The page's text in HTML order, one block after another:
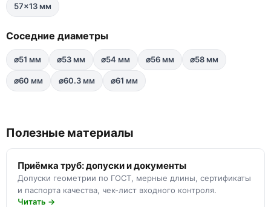
57×13 мм
Соседние диаметры
⌀51 мм ⌀53 мм ⌀54 мм ⌀56 мм ⌀58 мм
⌀60 мм ⌀60.3 мм ⌀61 мм
Полезные материалы
Приёмка труб: допуски и документы
Допуски геометрии по ГОСТ, мерные длины, сертификаты
и паспорта качества, чек-лист входного контроля.
Читать →